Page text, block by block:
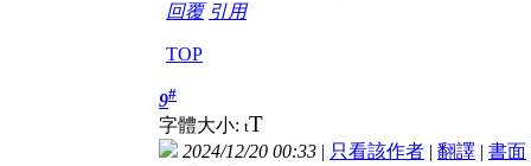
回覆 引用
TOP
9#
字體大小: tT
2024/12/20 00:33 | 只看該作者 | 翻譯 | 書面